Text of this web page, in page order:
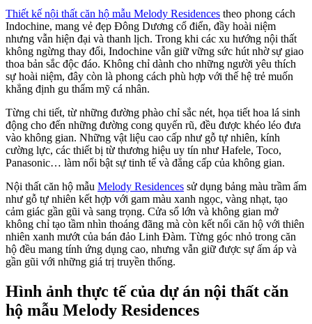
Thiết kế nội thất căn hộ mẫu Melody Residences theo phong cách
Indochine, mang vẻ đẹp Đông Dương cổ điển, đầy hoài niệm
nhưng vẫn hiện đại và thanh lịch. Trong khi các xu hướng nội thất
không ngừng thay đổi, Indochine vẫn giữ vững sức hút nhờ sự giao
thoa bản sắc độc đáo. Không chỉ dành cho những người yêu thích
sự hoài niệm, đây còn là phong cách phù hợp với thế hệ trẻ muốn
khẳng định gu thẩm mỹ cá nhân.
Từng chi tiết, từ những đường phào chỉ sắc nét, họa tiết hoa lá sinh
động cho đến những đường cong quyến rũ, đều được khéo léo đưa
vào không gian. Những vật liệu cao cấp như gỗ tự nhiên, kính
cường lực, các thiết bị từ thương hiệu uy tín như Hafele, Toco,
Panasonic… làm nổi bật sự tinh tế và đẳng cấp của không gian.
Nội thất căn hộ mẫu Melody Residences sử dụng bảng màu trầm ấm
như gỗ tự nhiên kết hợp với gam màu xanh ngọc, vàng nhạt, tạo
cảm giác gần gũi và sang trọng. Cửa sổ lớn và không gian mở
không chỉ tạo tầm nhìn thoáng đãng mà còn kết nối căn hộ với thiên
nhiên xanh mướt của bán đảo Linh Đàm. Từng góc nhỏ trong căn
hộ đều mang tính ứng dụng cao, nhưng vẫn giữ được sự ấm áp và
gần gũi với những giá trị truyền thống.
Hình ảnh thực tế của dự án nội thất căn
hộ mẫu Melody Residences